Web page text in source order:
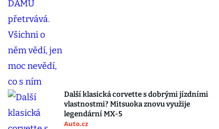
Další klasická corvette s dobrými jízdními
vlastnostmi? Mitsuoka znovu využije
legendární MX-5
Auto.cz